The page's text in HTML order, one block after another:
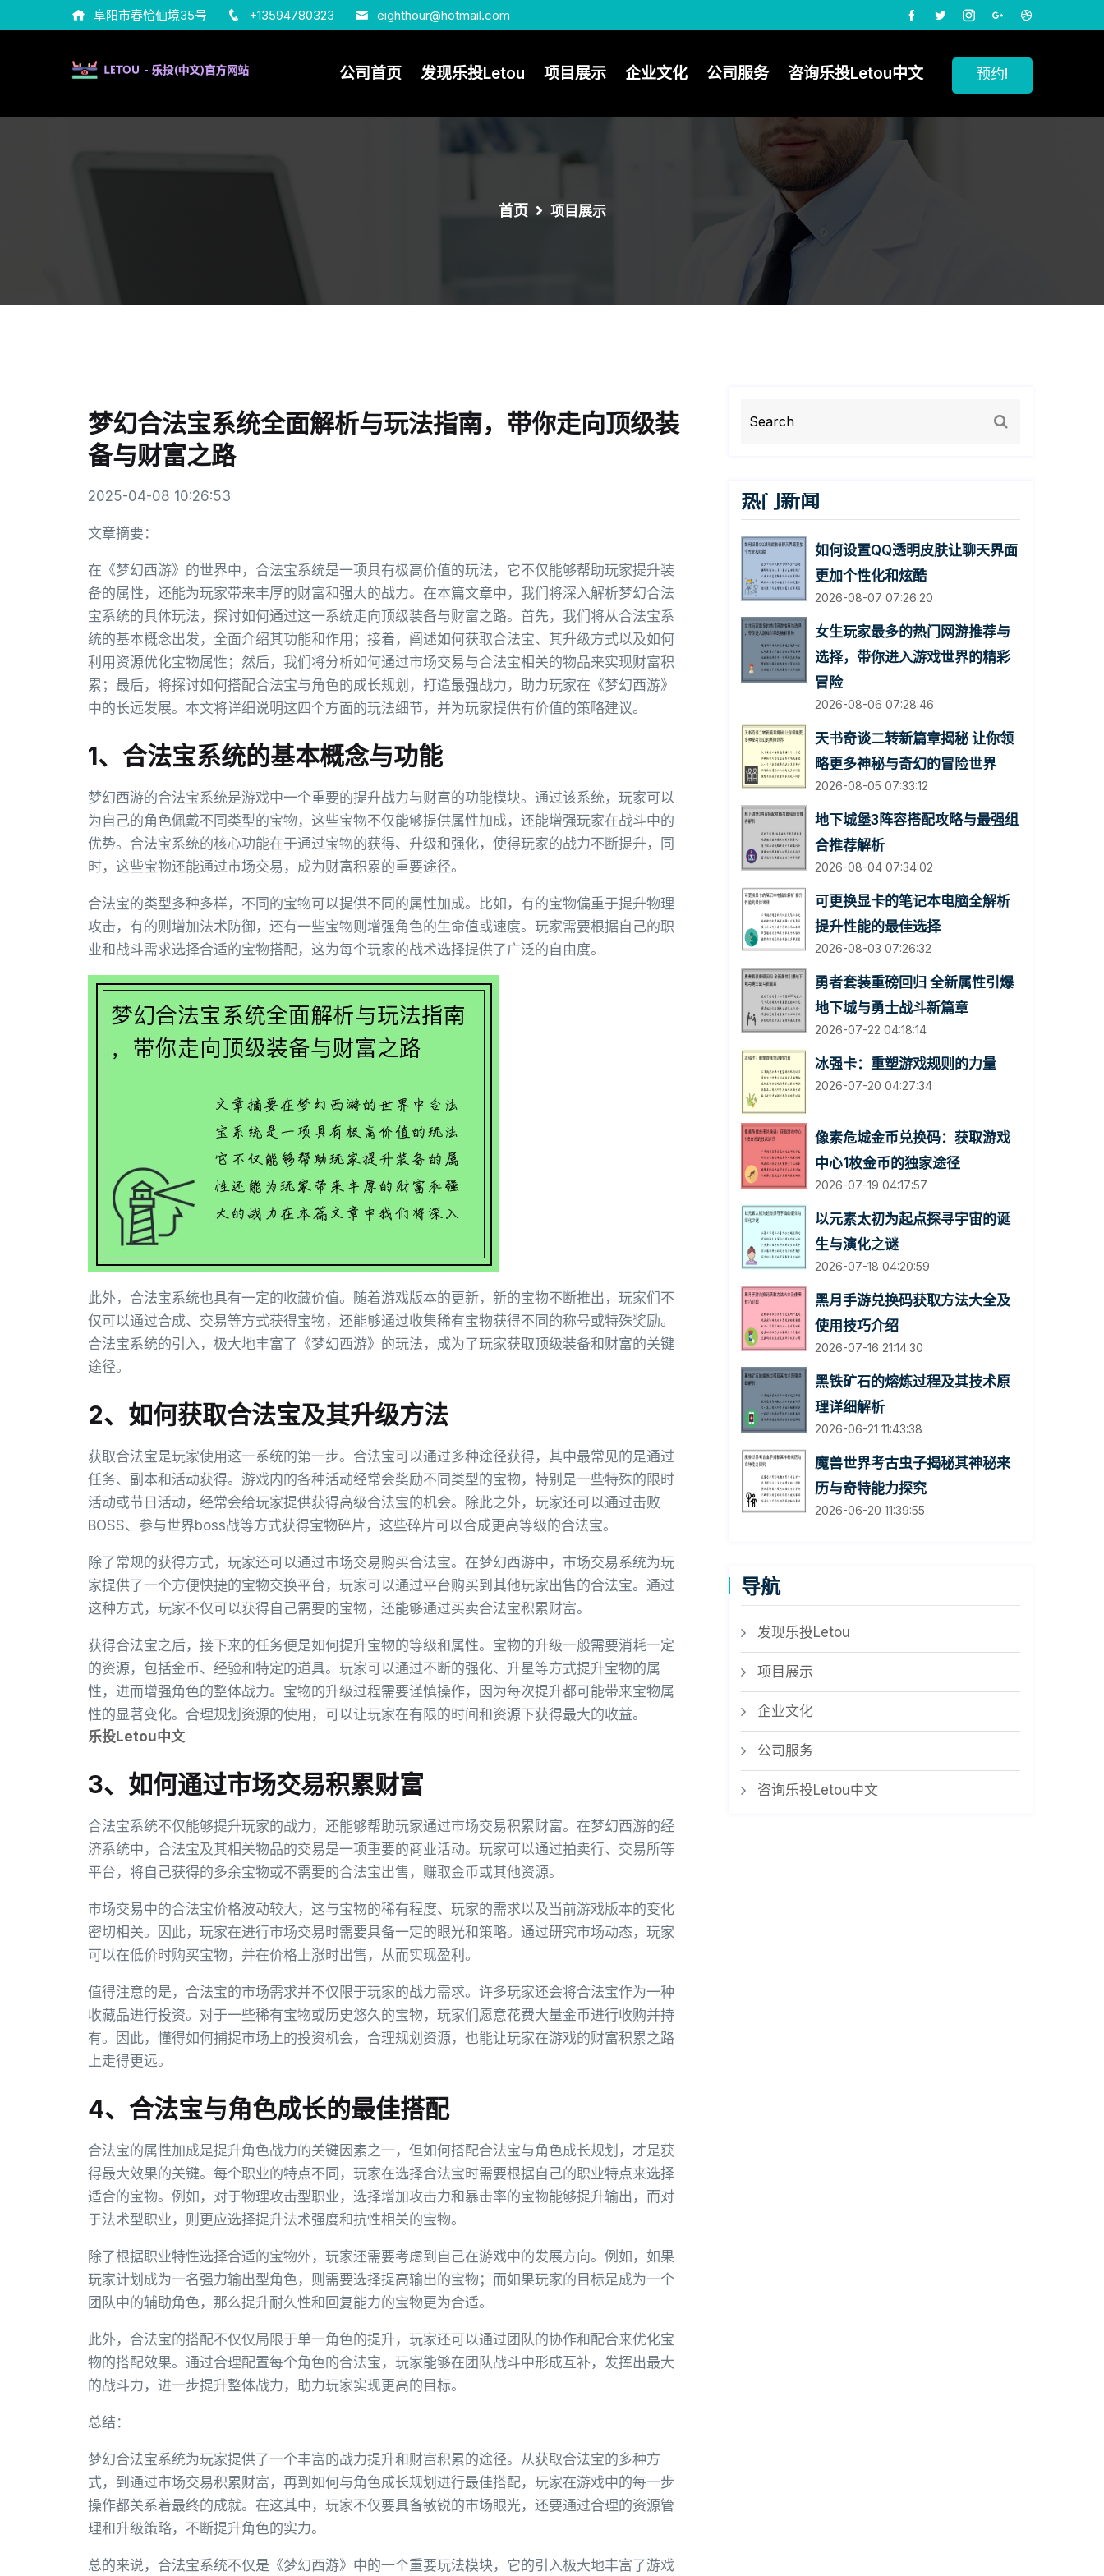
阜阳市春恰仙境35号 +13594780323 eighthour@hotmail.com
公司首页 发现乐投Letou 项目展示 企业文化 公司服务 咨询乐投Letou中文 预约!
首页 项目展示
梦幻合法宝系统全面解析与玩法指南，带你走向顶级装
备与财富之路
2025-04-08 10:26:53
文章摘要：
在《梦幻西游》的世界中，合法宝系统是一项具有极高价值的玩法，它不仅能够帮助玩家提升装
备的属性，还能为玩家带来丰厚的财富和强大的战力。在本篇文章中，我们将深入解析梦幻合法
宝系统的具体玩法，探讨如何通过这一系统走向顶级装备与财富之路。首先，我们将从合法宝系
统的基本概念出发，全面介绍其功能和作用；接着，阐述如何获取合法宝、其升级方式以及如何
利用资源优化宝物属性；然后，我们将分析如何通过市场交易与合法宝相关的物品来实现财富积
累；最后，将探讨如何搭配合法宝与角色的成长规划，打造最强战力，助力玩家在《梦幻西游》
中的长远发展。本文将详细说明这四个方面的玩法细节，并为玩家提供有价值的策略建议。
1、合法宝系统的基本概念与功能
梦幻西游的合法宝系统是游戏中一个重要的提升战力与财富的功能模块。通过该系统，玩家可以
为自己的角色佩戴不同类型的宝物，这些宝物不仅能够提供属性加成，还能增强玩家在战斗中的
优势。合法宝系统的核心功能在于通过宝物的获得、升级和强化，使得玩家的战力不断提升，同
时，这些宝物还能通过市场交易，成为财富积累的重要途径。
合法宝的类型多种多样，不同的宝物可以提供不同的属性加成。比如，有的宝物偏重于提升物理
攻击，有的则增加法术防御，还有一些宝物则增强角色的生命值或速度。玩家需要根据自己的职
业和战斗需求选择合适的宝物搭配，这为每个玩家的战术选择提供了广泛的自由度。
此外，合法宝系统也具有一定的收藏价值。随着游戏版本的更新，新的宝物不断推出，玩家们不
仅可以通过合成、交易等方式获得宝物，还能够通过收集稀有宝物获得不同的称号或特殊奖励。
合法宝系统的引入，极大地丰富了《梦幻西游》的玩法，成为了玩家获取顶级装备和财富的关键
途径。
2、如何获取合法宝及其升级方法
获取合法宝是玩家使用这一系统的第一步。合法宝可以通过多种途径获得，其中最常见的是通过
任务、副本和活动获得。游戏内的各种活动经常会奖励不同类型的宝物，特别是一些特殊的限时
活动或节日活动，经常会给玩家提供获得高级合法宝的机会。除此之外，玩家还可以通过击败
BOSS、参与世界boss战等方式获得宝物碎片，这些碎片可以合成更高等级的合法宝。
除了常规的获得方式，玩家还可以通过市场交易购买合法宝。在梦幻西游中，市场交易系统为玩
家提供了一个方便快捷的宝物交换平台，玩家可以通过平台购买到其他玩家出售的合法宝。通过
这种方式，玩家不仅可以获得自己需要的宝物，还能够通过买卖合法宝积累财富。
获得合法宝之后，接下来的任务便是如何提升宝物的等级和属性。宝物的升级一般需要消耗一定
的资源，包括金币、经验和特定的道具。玩家可以通过不断的强化、升星等方式提升宝物的属
性，进而增强角色的整体战力。宝物的升级过程需要谨慎操作，因为每次提升都可能带来宝物属
性的显著变化。合理规划资源的使用，可以让玩家在有限的时间和资源下获得最大的收益。
乐投Letou中文
3、如何通过市场交易积累财富
合法宝系统不仅能够提升玩家的战力，还能够帮助玩家通过市场交易积累财富。在梦幻西游的经
济系统中，合法宝及其相关物品的交易是一项重要的商业活动。玩家可以通过拍卖行、交易所等
平台，将自己获得的多余宝物或不需要的合法宝出售，赚取金币或其他资源。
市场交易中的合法宝价格波动较大，这与宝物的稀有程度、玩家的需求以及当前游戏版本的变化
密切相关。因此，玩家在进行市场交易时需要具备一定的眼光和策略。通过研究市场动态，玩家
可以在低价时购买宝物，并在价格上涨时出售，从而实现盈利。
值得注意的是，合法宝的市场需求并不仅限于玩家的战力需求。许多玩家还会将合法宝作为一种
收藏品进行投资。对于一些稀有宝物或历史悠久的宝物，玩家们愿意花费大量金币进行收购并持
有。因此，懂得如何捕捉市场上的投资机会，合理规划资源，也能让玩家在游戏的财富积累之路
上走得更远。
4、合法宝与角色成长的最佳搭配
合法宝的属性加成是提升角色战力的关键因素之一，但如何搭配合法宝与角色成长规划，才是获
得最大效果的关键。每个职业的特点不同，玩家在选择合法宝时需要根据自己的职业特点来选择
适合的宝物。例如，对于物理攻击型职业，选择增加攻击力和暴击率的宝物能够提升输出，而对
于法术型职业，则更应选择提升法术强度和抗性相关的宝物。
除了根据职业特性选择合适的宝物外，玩家还需要考虑到自己在游戏中的发展方向。例如，如果
玩家计划成为一名强力输出型角色，则需要选择提高输出的宝物；而如果玩家的目标是成为一个
团队中的辅助角色，那么提升耐久性和回复能力的宝物更为合适。
此外，合法宝的搭配不仅仅局限于单一角色的提升，玩家还可以通过团队的协作和配合来优化宝
物的搭配效果。通过合理配置每个角色的合法宝，玩家能够在团队战斗中形成互补，发挥出最大
的战斗力，进一步提升整体战力，助力玩家实现更高的目标。
总结：
梦幻合法宝系统为玩家提供了一个丰富的战力提升和财富积累的途径。从获取合法宝的多种方
式，到通过市场交易积累财富，再到如何与角色成长规划进行最佳搭配，玩家在游戏中的每一步
操作都关系着最终的成就。在这其中，玩家不仅要具备敏锐的市场眼光，还要通过合理的资源管
理和升级策略，不断提升角色的实力。
总的来说，合法宝系统不仅是《梦幻西游》中的一个重要玩法模块，它的引入极大地丰富了游戏
热门新闻
如何设置QQ透明皮肤让聊天界面
更加个性化和炫酷
2026-08-07 07:26:20
女生玩家最多的热门网游推荐与
选择，带你进入游戏世界的精彩
冒险
2026-08-06 07:28:46
天书奇谈二转新篇章揭秘 让你领
略更多神秘与奇幻的冒险世界
2026-08-05 07:33:12
地下城堡3阵容搭配攻略与最强组
合推荐解析
2026-08-04 07:34:02
可更换显卡的笔记本电脑全解析
提升性能的最佳选择
2026-08-03 07:26:32
勇者套装重磅回归 全新属性引爆
地下城与勇士战斗新篇章
2026-07-22 04:18:14
冰强卡：重塑游戏规则的力量
2026-07-20 04:27:34
像素危城金币兑换码：获取游戏
中心1枚金币的独家途径
2026-07-19 04:17:57
以元素太初为起点探寻宇宙的诞
生与演化之谜
2026-07-18 04:20:59
黑月手游兑换码获取方法大全及
使用技巧介绍
2026-07-16 21:14:30
黑铁矿石的熔炼过程及其技术原
理详细解析
2026-06-21 11:43:38
魔兽世界考古虫子揭秘其神秘来
历与奇特能力探究
2026-06-20 11:39:55
导航
发现乐投Letou
项目展示
企业文化
公司服务
咨询乐投Letou中文